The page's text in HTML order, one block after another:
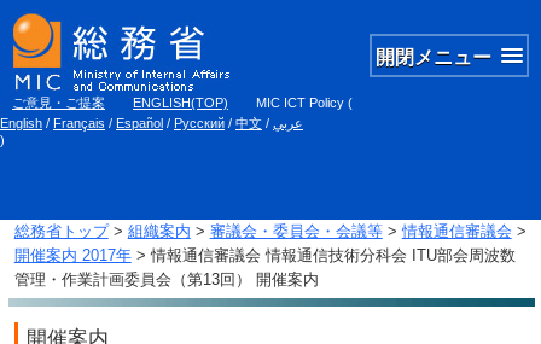
開閉メニュー
ご意見・ご提案 ENGLISH(TOP) MIC ICT Policy (
English / Français / Español / Русский / 中文 / عربي
)
総務省トップ> 組織案内 > 審議会・委員会・会議等>情報通信審議会 >
開催案内 2017年> 情報通信審議会 情報通信技術分科会 ITU部会周波数
管理・作業計画委員会（第13回） 開催案内
開催案内